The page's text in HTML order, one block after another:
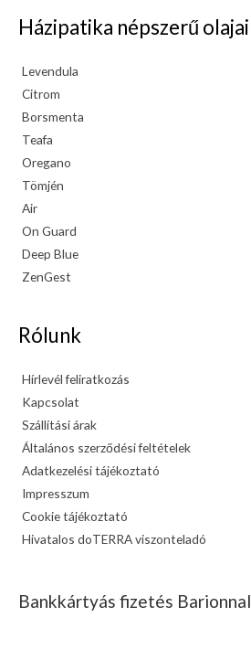
Házipatika népszerű olajai
Levendula
Citrom
Borsmenta
Teafa
Oregano
Tömjén
Air
On Guard
Deep Blue
ZenGest
Rólunk
Hírlevél feliratkozás
Kapcsolat
Szállítási árak
Általános szerződési feltételek
Adatkezelési tájékoztató
Impresszum
Cookie tájékoztató
Hivatalos doTERRA viszonteladó
Bankkártyás fizetés Barionnal